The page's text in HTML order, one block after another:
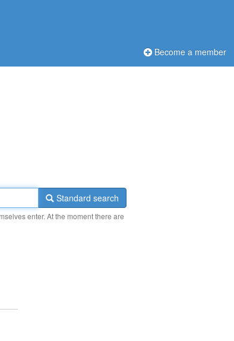
Become a member
Standard search
enter. At the moment there are